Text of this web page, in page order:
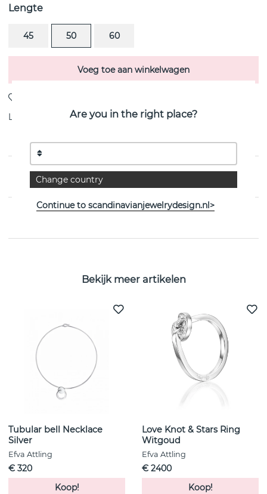
Lengte
45 50 60
Voeg toe aan winkelwagen
Levering: voorraadartikel
PRODUCTOMSCHRIJVING
Bekijk meer artikelen
Tubular bell Necklace
Silver
Efva Attling
€ 320
Koop!
Love Knot & Stars Ring
Witgoud
Efva Attling
€ 2400
Koop!
Are you in the right place?
Change country
Continue to scandinavianjewelrydesign.nl>